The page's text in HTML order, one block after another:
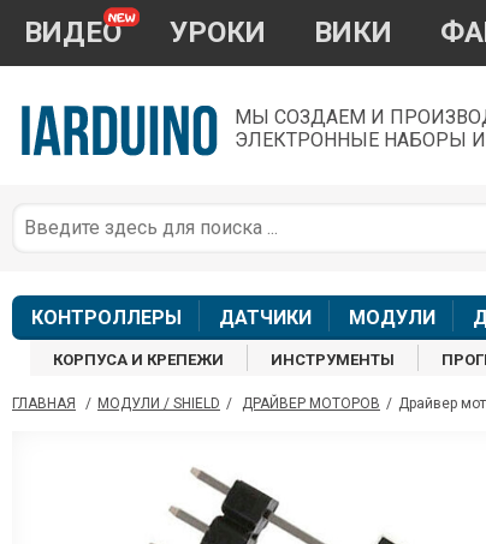
ВИДЕО УРОКИ ВИКИ
МЫ СОЗДАЕМ И
ЭЛЕКТРОННЫЕ НАБОРЫ
КОНТРОЛЛЕРЫ ДАТЧИКИ МОДУЛИ
КОРПУСА И КРЕПЕЖИ ИНСТРУМЕНТЫ
ГЛАВНАЯ / МОДУЛИ / SHIELD / ДРАЙВЕР МОТОРОВ / Драйвер